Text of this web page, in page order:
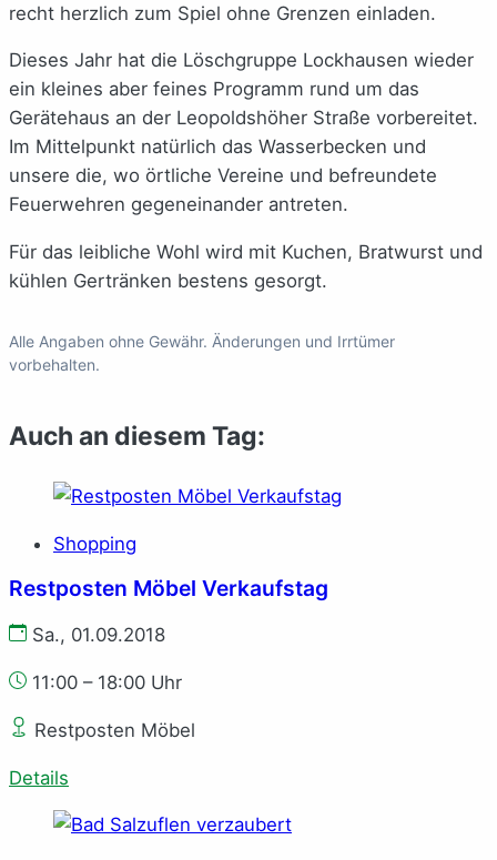
recht herzlich zum Spiel ohne Grenzen einladen.
Dieses Jahr hat die Löschgruppe Lockhausen wieder
ein kleines aber feines Programm rund um das
Gerätehaus an der Leopoldshöher Straße vorbereitet.
Im Mittelpunkt natürlich das Wasserbecken und
unsere die, wo örtliche Vereine und befreundete
Feuerwehren gegeneinander antreten.
Für das leibliche Wohl wird mit Kuchen, Bratwurst und
kühlen Gertränken bestens gesorgt.
Alle Angaben ohne Gewähr. Änderungen und Irrtümer
vorbehalten.
Auch an diesem Tag:
Shopping
Restposten Möbel Verkaufstag
Sa., 01.09.2018
11:00 – 18:00 Uhr
Restposten Möbel
Details